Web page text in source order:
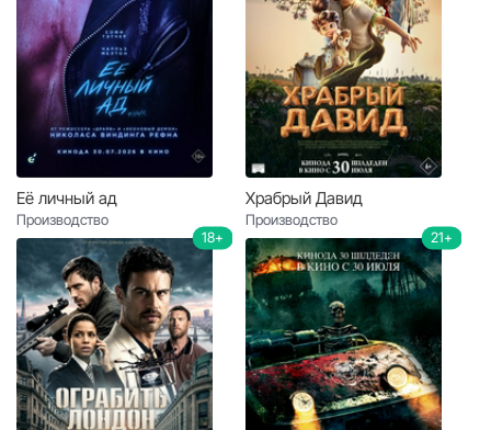
Её личный ад
Производство
Храбрый Давид
Производство
18+ 21+